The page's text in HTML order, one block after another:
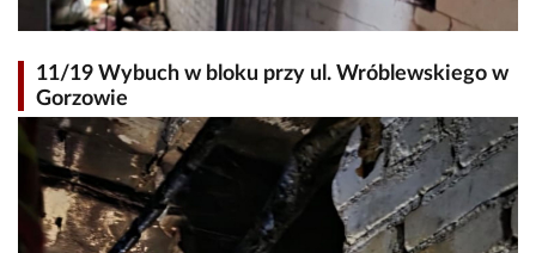
11/19 Wybuch w bloku przy ul. Wróblewskiego w
Gorzowie